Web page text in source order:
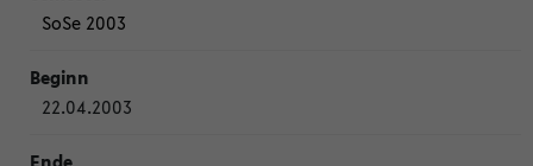
SoSe 2003
22.04.2003